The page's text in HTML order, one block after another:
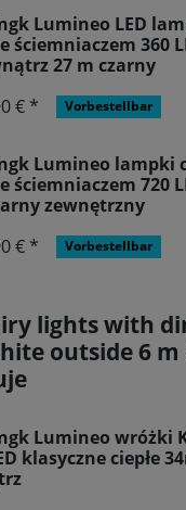
Lumineo LED
ściemniaczem 360
27 m czarny
€ *
Vorbestellbar
Lumineo lampki
ściemniaczem 720
zewnętrzny
€ *
Vorbestellbar
lights with
outside 6
Lumineo wróżki
klasyczne ciepłe